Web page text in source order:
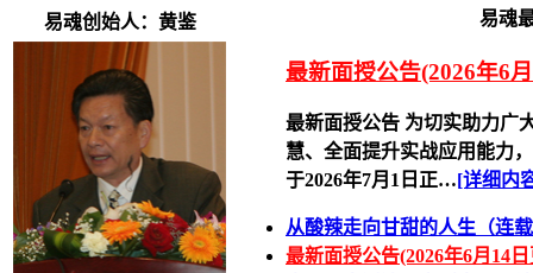
易魂创始人：黄鉴 易魂
最新面授公告(2026年6
最新面授公告 为切实助力广
慧、全面提升实战应用能力
于2026年7月1日正…[详细内
从酸辣走向甘甜的人生（连
最新面授公告(2026年6月14